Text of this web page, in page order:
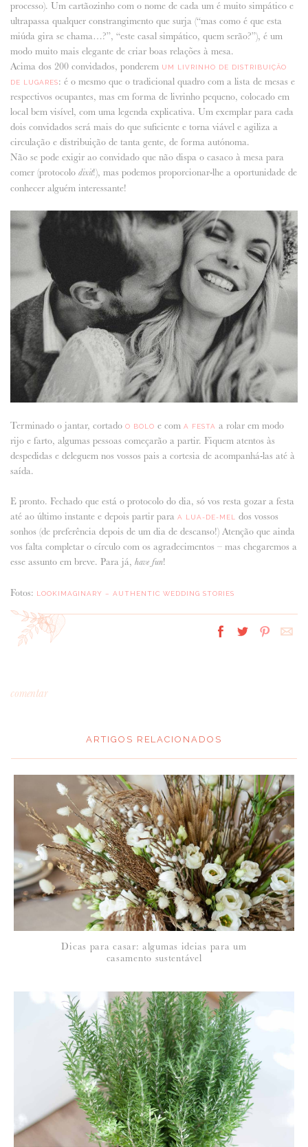
processo). Um cartãozinho com o nome de cada um é muito simpático e
ultrapassa qualquer constrangimento que surja (“mas como é que esta
miúda gira se chama…?”, “este casal simpático, quem serão?”), é um
modo muito mais elegante de criar boas relações à mesa.
Acima dos 200 convidados, ponderem UM LIVRINHO DE DISTRIBUIÇÃO
DE LUGARES: é o mesmo que o tradicional quadro com a lista de mesas e
respectivos ocupantes, mas em forma de livrinho pequeno, colocado em
local bem visível, com uma legenda explicativa. Um exemplar para cada
dois convidados será mais do que suficiente e torna viável e agiliza a
circulação e distribuição de tanta gente, de forma autónoma.
Não se pode exigir ao convidado que não dispa o casaco à mesa para
comer (protocolo dixit!), mas podemos proporcionar-lhe a oportunidade de
conhecer alguém interessante!
Terminado o jantar, cortado O BOLO e com A FESTA a rolar em modo
rijo e farto, algumas pessoas começarão a partir. Fiquem atentos às
despedidas e deleguem nos vossos pais a cortesia de acompanhá-las até à
saída.
E pronto. Fechado que está o protocolo do dia, só vos resta gozar a festa
até ao último instante e depois partir para A LUA-DE-MEL
dos vossos
sonhos (de preferência depois de um dia de descanso!) Atenção que ainda
vos falta completar o círculo com os agradecimentos – mas chegaremos a
esse assunto em breve. Para já, have fun!
Fotos: LOOKIMAGINARY – AUTHENTIC WEDDING STORIES
comentar
NOME*:
Para saber como tratamos e protegemos os seus dados, leia a nossa
política de privacidade
ARTIGOS RELACIONADOS
Dicas para casar: algumas ideias para um
casamento sustentável